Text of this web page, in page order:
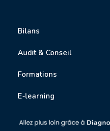
Bilans
Audit & Conseil
Formations
E-learning